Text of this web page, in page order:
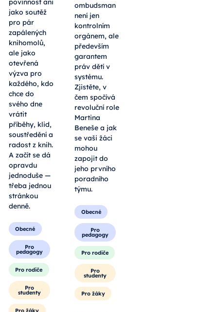
povinnost ani
jako soutěž
pro pár
zapálených
knihomolů,
ale jako
otevřená
výzva pro
každého, kdo
chce do
svého dne
vrátit
příběhy, klid,
soustředění a
radost z knih.
A začít se dá
opravdu
jednoduše —
třeba jednou
stránkou
denně.
Obecné
Pro
pedagogy
Pro rodiče
Pro
studenty
ombudsman
není jen
kontrolním
orgánem, ale
především
garantem
práv dětí v
systému.
Zjistěte, v
čem spočívá
revoluční role
Martina
Beneše a jak
se vaši žáci
mohou
zapojit do
jeho prvního
poradního
týmu.
Obecné
Pro
pedagogy
Pro rodiče
Pro
studenty
Pro žáky